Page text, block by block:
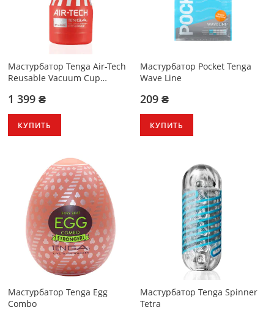
Мастурбатор Tenga Air-Tech
Reusable Vacuum Cup
1 399 ₴
КУПИТЬ
Мастурбатор Pocket Tenga
Wave Line
209 ₴
КУПИТЬ
Мастурбатор Tenga Egg
Combo
Мастурбатор Tenga Spinner
Tetra